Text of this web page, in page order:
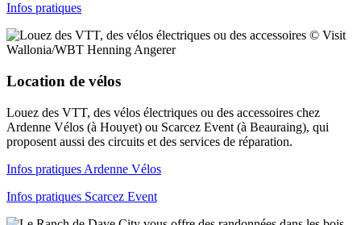
Infos pratiques
© Visit
Wallonia/WBT Henning Angerer
Location de vélos
Louez des VTT, des vélos électriques ou des accessoires chez
Ardenne Vélos (à Houyet) ou Scarcez Event (à Beauraing), qui
proposent aussi des circuits et des services de réparation.
Infos pratiques Ardenne Vélos
Infos pratiques Scarcez Event